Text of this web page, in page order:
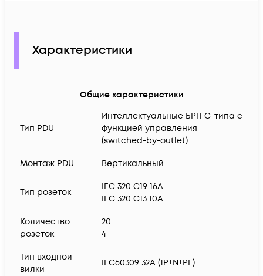
Характеристики
Общие характеристики
Тип PDU
Интеллектуальные БРП C-типа с
функцией управления
(switched-by-outlet)
Монтаж PDU Вертикальный
Тип розеток
IEC 320 C19 16A
IEC 320 C13 10A
Количество
розеток
20
4
Тип входной
вилки
IEC60309 32А (1P+N+PE)